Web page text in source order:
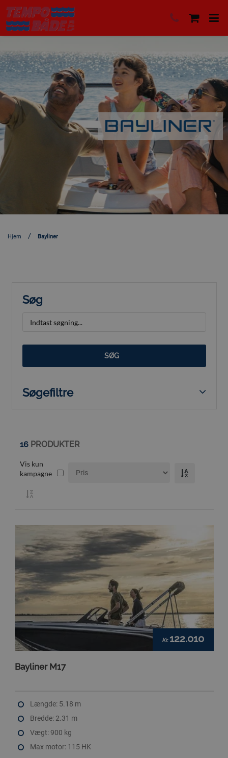
Hjem Bayliner
Søg
SØG
Søgefiltre
16PRODUKTER
Vis kun
kampagne
Kr. 122.010
Bayliner M17
Længde: 5.18 m
Bredde: 2.31 m
Vægt: 900 kg
Max motor: 115 HK